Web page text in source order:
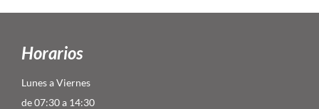
Horarios
Lunes a Viernes
de 07:30 a 14:30